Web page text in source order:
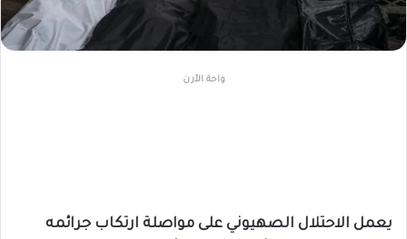
واحة الأرن
يعمل الاحتلال الصهيوني على مواصلة ارتكاب جرائمه